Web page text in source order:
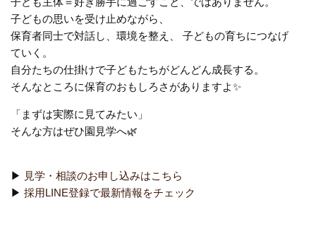
子どもの思いを受け止めながら、
保育者同士で対話し、環境を整え、 子どもの育ちにつなげ
ていく。
自分たちの仕掛けで子どもたちがどんどん成長する。
そんなところに保育のおもしろさがありますよ✨
「まずは実際に見てみたい」
そんな方はぜひ園見学へ🌿
▶ 見学・相談のお申し込みはこちら
▶ 採用LINE登録で最新情報をチェック